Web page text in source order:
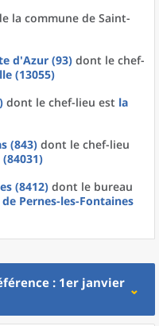
la commune de Saint-
d'Azur (93) dont le chef-
(13055)
dont le chef-lieu est la
(843) dont le chef-lieu
(8412) dont le bureau
de Pernes-les-Fontaines
: 1er janvier